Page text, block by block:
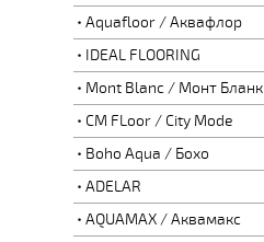
Aquafloor / Аквафлор
IDEAL FLOORING
Mont Blanc / Монт Бланк
CM FLoor / City Mode
Boho Aqua / Бохо
ADELAR
AQUAMAX / Аквамакс